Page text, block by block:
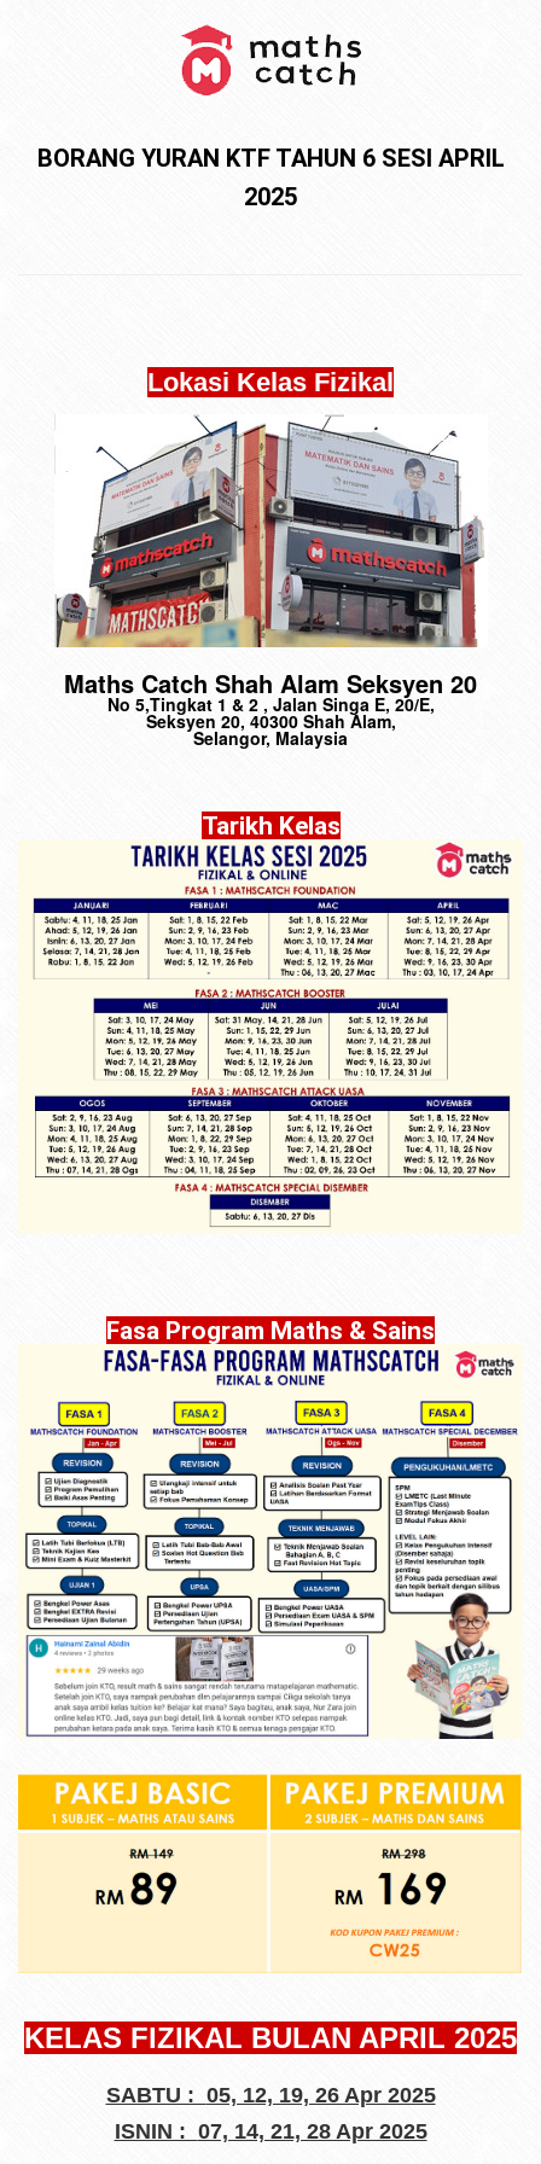
BORANG YURAN KTF TAHUN 6 SESI APRIL
2025
Lokasi Kelas Fizikal
Maths Catch Shah Alam Seksyen 20
No 5,Tingkat 1 & 2 , Jalan Singa E, 20/E,
Seksyen 20, 40300 Shah Alam,
Selangor, Malaysia
Tarikh Kelas
Fasa Program Maths & Sains
KELAS FIZIKAL BULAN APRIL 2025
SABTU : 05, 12, 19, 26 Apr 2025
ISNIN : 07, 14, 21, 28 Apr 2025